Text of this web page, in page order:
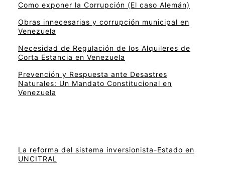
Como exponer la Corrupción (El caso Alemán)
Obras innecesarias y corrupción municipal en
Venezuela
Necesidad de Regulación de los Alquileres de
Corta Estancia en Venezuela
Prevención y Respuesta ante Desastres
Naturales: Un Mandato Constitucional en
Venezuela
La reforma del sistema inversionista-Estado en
UNCITRAL